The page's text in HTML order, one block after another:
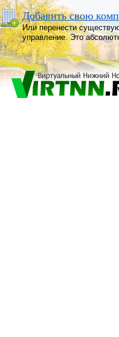
Добавить свою
Или перенести
управление. Это